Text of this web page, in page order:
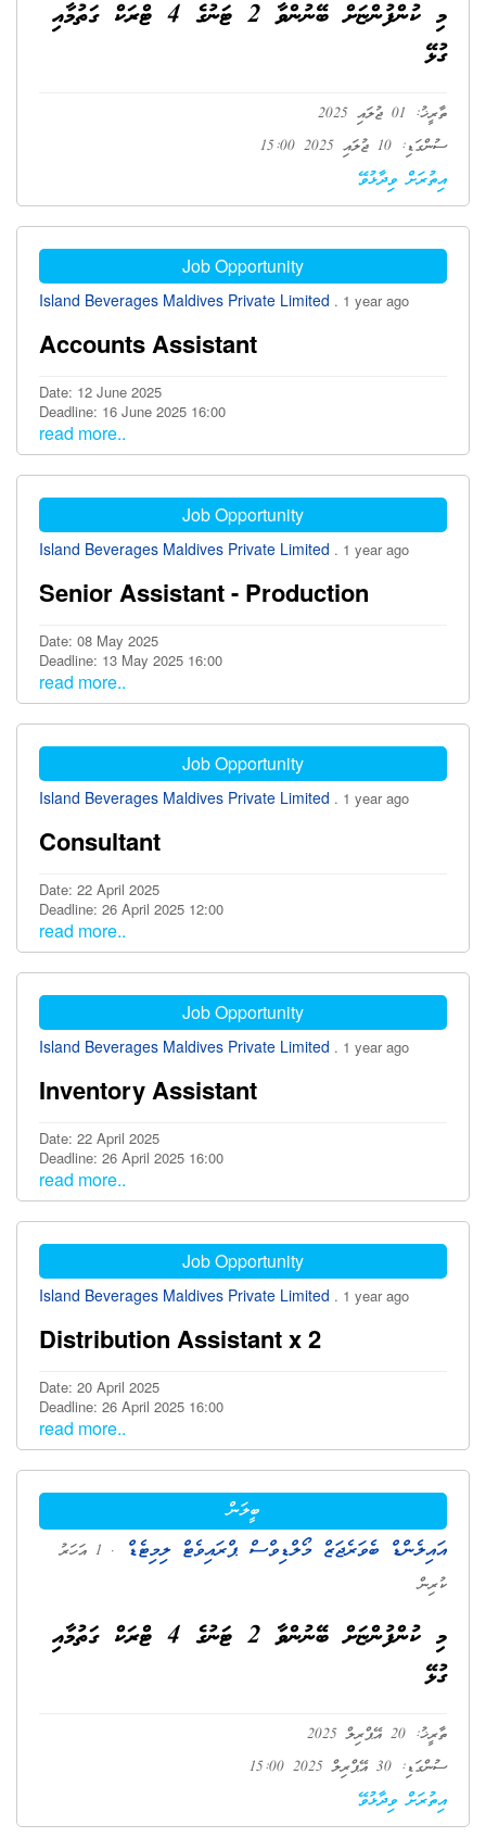
މި ކުންފުންޏަށް ބޭނުންވާ 2 ޓަނުގެ 4 ޓްރަކް ގަތުމާއި
ގުޅޭ
ތާރީޚު: 01 ޖުލައި 2025
ސުންގަޑި: 10 ޖުލައި 2025 15:00
އިތުރަށް ވިދާޅުވޭ
Job Opportunity
Island Beverages Maldives Private Limited . 1 year ago
Accounts Assistant
Date: 12 June 2025
Deadline: 16 June 2025 16:00
read more..
Job Opportunity
Island Beverages Maldives Private Limited . 1 year ago
Senior Assistant - Production
Date: 08 May 2025
Deadline: 13 May 2025 16:00
read more..
Job Opportunity
Island Beverages Maldives Private Limited . 1 year ago
Consultant
Date: 22 April 2025
Deadline: 26 April 2025 12:00
read more..
Job Opportunity
Island Beverages Maldives Private Limited . 1 year ago
Inventory Assistant
Date: 22 April 2025
Deadline: 26 April 2025 16:00
read more..
Job Opportunity
Island Beverages Maldives Private Limited . 1 year ago
Distribution Assistant x 2
Date: 20 April 2025
Deadline: 26 April 2025 16:00
read more..
ބީލަން
އައިލެންޑް ބެވަރެޖަޒް މޯލްޑިވްސް ޕްރައިވެޓް ލިމިޓެޑް
. 1 އަހަރު
ކުރިން
މި ކުންފުންޏަށް ބޭނުންވާ 2 ޓަނުގެ 4 ޓްރަކް ގަތުމާއި
ގުޅޭ
ތާރީޚު: 20 އޭޕްރިލް 2025
ސުންގަޑި: 30 އޭޕްރިލް 2025 15:00
އިތުރަށް ވިދާޅުވޭ